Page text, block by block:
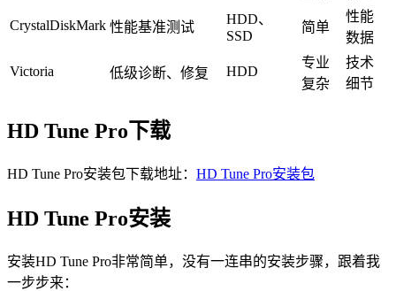
CrystalDiskMark 性能基准测试
HDD、
SSD
简单
性能
数据
Victoria 低级诊断、修复 HDD
专业
复杂
技术
细节
HD Tune Pro下载
HD Tune Pro安装包下载地址： HD Tune Pro安装包
HD Tune Pro安装
安装HD Tune Pro非常简单，没有一连串的安装步骤，跟着我
一步步来：